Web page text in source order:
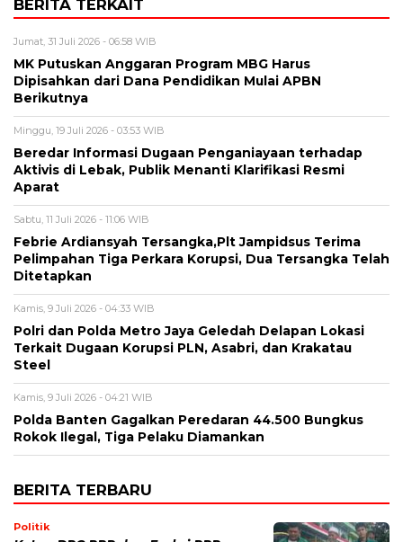
BERITA TERKAIT
Jumat, 31 Juli 2026 - 06:58 WIB
MK Putuskan Anggaran Program MBG Harus
Dipisahkan dari Dana Pendidikan Mulai APBN
Berikutnya
Minggu, 19 Juli 2026 - 03:53 WIB
Beredar Informasi Dugaan Penganiayaan terhadap
Aktivis di Lebak, Publik Menanti Klarifikasi Resmi
Aparat
Sabtu, 11 Juli 2026 - 11:06 WIB
Febrie Ardiansyah Tersangka,Plt Jampidsus Terima
Pelimpahan Tiga Perkara Korupsi, Dua Tersangka Telah
Ditetapkan
Kamis, 9 Juli 2026 - 04:33 WIB
Polri dan Polda Metro Jaya Geledah Delapan Lokasi
Terkait Dugaan Korupsi PLN, Asabri, dan Krakatau
Steel
Kamis, 9 Juli 2026 - 04:21 WIB
Polda Banten Gagalkan Peredaran 44.500 Bungkus
Rokok Ilegal, Tiga Pelaku Diamankan
BERITA TERBARU
Politik